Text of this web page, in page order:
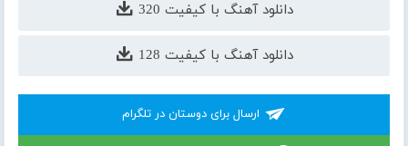
دانلود آهنگ با کیفیت 320
دانلود آهنگ با کیفیت 128
ارسال برای دوستان در تلگرام